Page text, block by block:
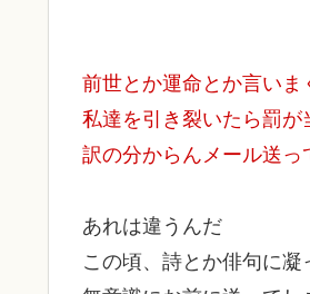
前世とか運命とか言いま
私達を引き裂いたら罰が
訳の分からんメール送っ
あれは違うんだ
この頃、詩とか俳句に凝